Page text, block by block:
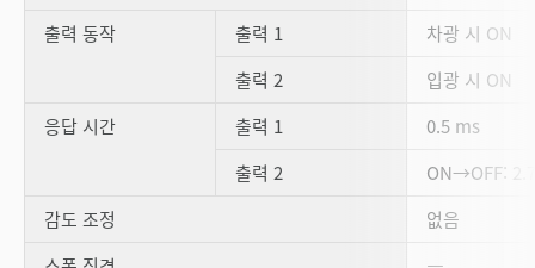
출력 동작
출력 1
차광 시 ON
출력 2
입광 시 ON
응답 시간
출력 1
0.5 ms
출력 2
ON→OFF:
감도 조정
없음